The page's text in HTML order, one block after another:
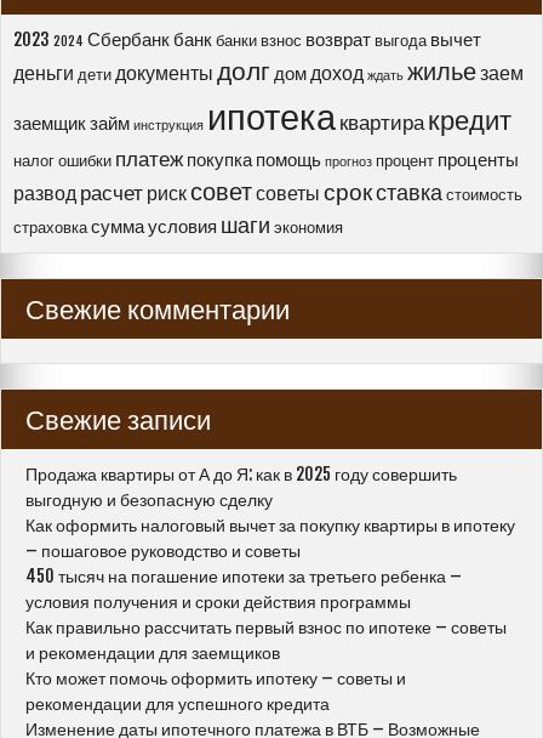
для
военнослужащих
2023
2023 2024 Сбербанкбанкбанки взнос возврат выгода вычет
деньги детидокументы долг домдоход ждать жильезаем
заемщикзайм инструкция ипотекаквартиракредит
налогошибки платеж покупка помощь прогноз процент проценты
развод расчет рисксоветсоветы срокставка стоимость
страховкасуммаусловия шаги экономия
Свежие комментарии
Свежие записи
Продажа квартиры от А до Я: как в 2025 году совершить
выгодную и безопасную сделку
Как оформить налоговый вычет за покупку квартиры в ипотеку
– пошаговое руководство и советы
450 тысяч на погашение ипотеки за третьего ребенка –
условия получения и сроки действия программы
Как правильно рассчитать первый взнос по ипотеке – советы
и рекомендации для заемщиков
Кто может помочь оформить ипотеку – советы и
рекомендации для успешного кредита
Изменение даты ипотечного платежа в ВТБ – Возможные